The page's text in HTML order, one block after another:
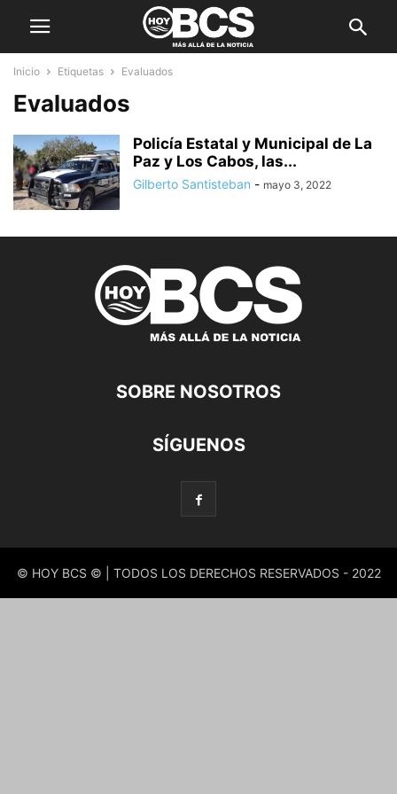
Inicio Etiquetas Evaluados
Evaluados
Policía Estatal y Municipal de La
Paz y Los Cabos, las...
Gilberto Santisteban - mayo 3, 2022
SOBRE NOSOTROS
SÍGUENOS
© HOY BCS © | TODOS LOS DERECHOS RESERVADOS - 2022